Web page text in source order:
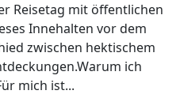
Reisetag mit öffentlichen
Innehalten vor dem
zwischen hektischem
ich
mich ist...